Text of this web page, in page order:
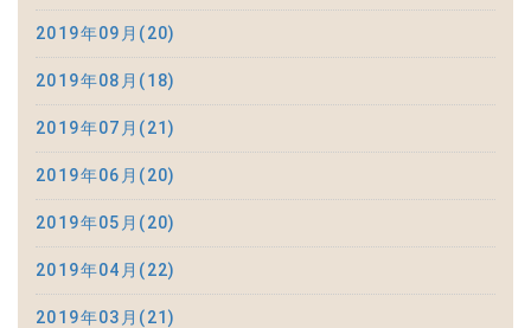
2019年09月(20)
2019年08月(18)
2019年07月(21)
2019年06月(20)
2019年05月(20)
2019年04月(22)
2019年03月(21)